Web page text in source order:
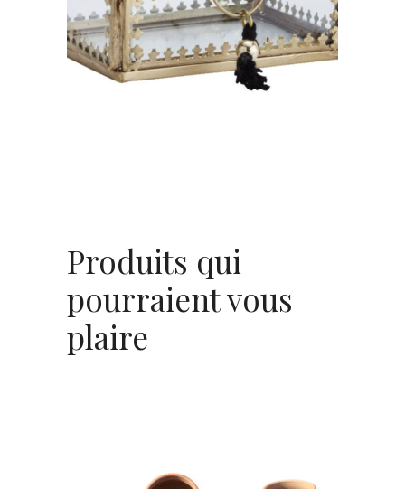
6,80€
Produits qui
pourraient vous
plaire